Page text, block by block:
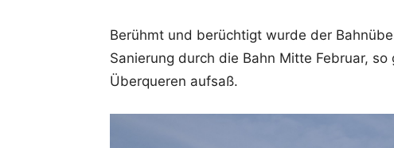
Berühmt und berüchtigt wurde der
Sanierung durch die Bahn Mitte Februar,
Überqueren aufsaß.